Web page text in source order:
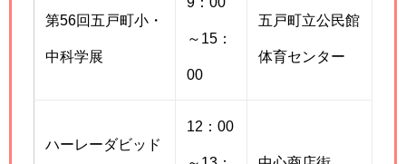
第56回五戸町小・
中科学展
～15：
00
五戸町立公民館
体育センター
ハーレーダビッド
12：00